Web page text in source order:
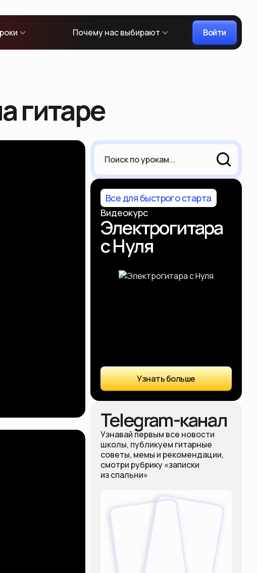
Почему нас выбирают Войти
гитаре
Все для быстрого старта
Видеокурс
Электрогитара
с Нуля
Узнать больше
Telegram-канал
Узнавай первым все новости
школы, публикуем гитарные
советы, мемы и рекомендации,
смотри рубрику «записки
из спальни»